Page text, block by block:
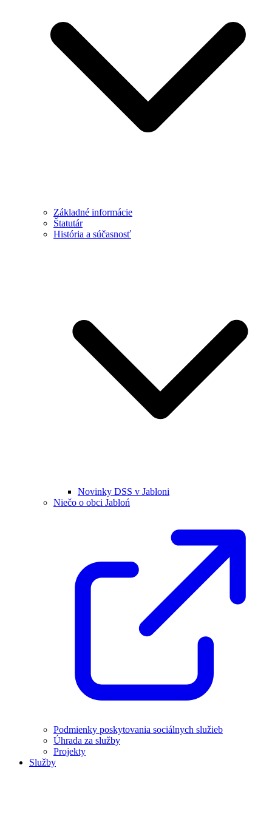
Základné informácie
Štatutár
História a súčasnosť
Novinky DSS v Jabloni
Niečo o obci Jabloń
Podmienky poskytovania sociálnych služieb
Úhrada za služby
Projekty
Služby